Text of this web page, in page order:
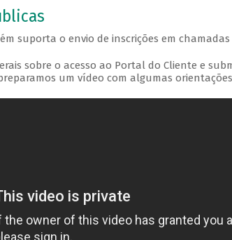
suporta o envio de inscrições em chamadas
sobre o acesso ao Portal do Cliente e
um vídeo com algumas